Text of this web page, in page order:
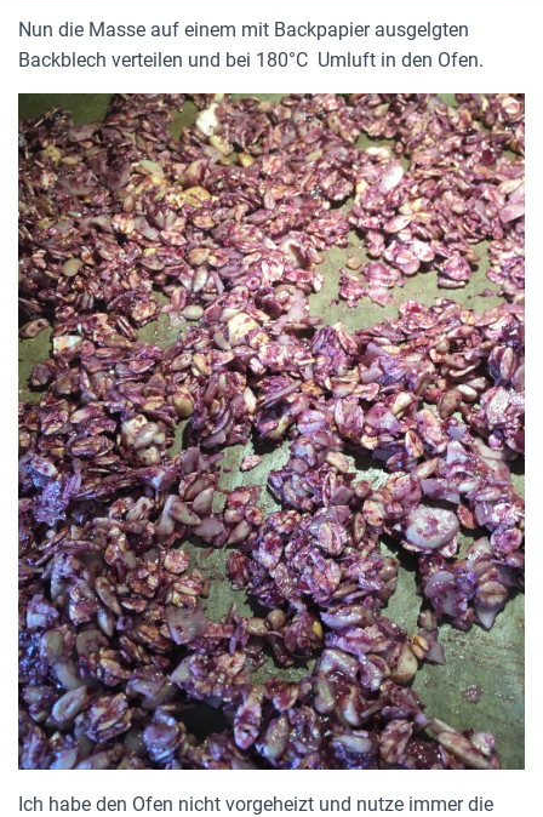
Nun die Masse auf einem mit Backpapier ausgelgten
Backblech verteilen und bei 180°C Umluft in den Ofen.
Ich habe den Ofen nicht vorgeheizt und nutze immer die